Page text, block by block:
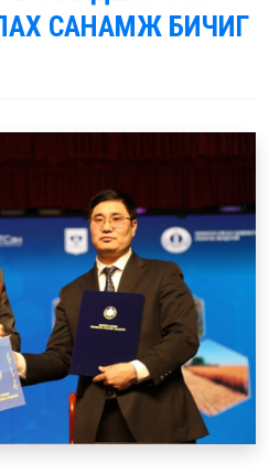
САНАМЖ БИЧИГ